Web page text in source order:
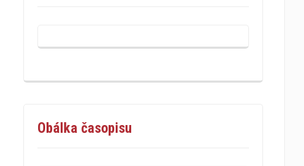
Obálka časopisu